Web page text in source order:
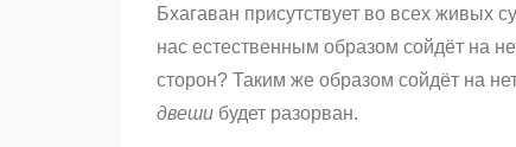
Бхагаван присутствует во всех живых
нас естественным образом сойдёт на
сторон? Таким же образом сойдёт на
двеши будет разорван.